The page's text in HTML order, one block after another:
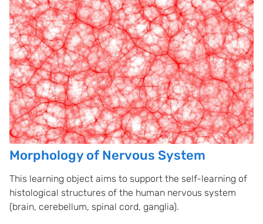
Morphology of Nervous System
This learning object aims to support the self-learning of
histological structures of the human nervous system
(brain, cerebellum, spinal cord, ganglia).